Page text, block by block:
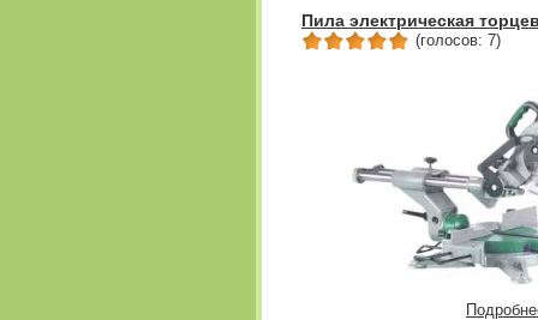
Пила электрическая
(голосов: 7)